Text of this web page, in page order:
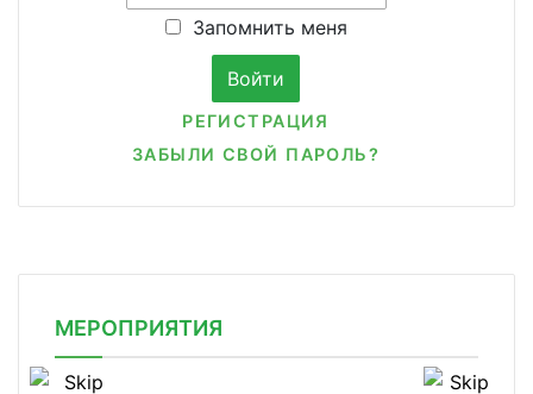
Запомнить меня
РЕГИСТРАЦИЯ
ЗАБЫЛИ СВОЙ ПАРОЛЬ?
МЕРОПРИЯТИЯ